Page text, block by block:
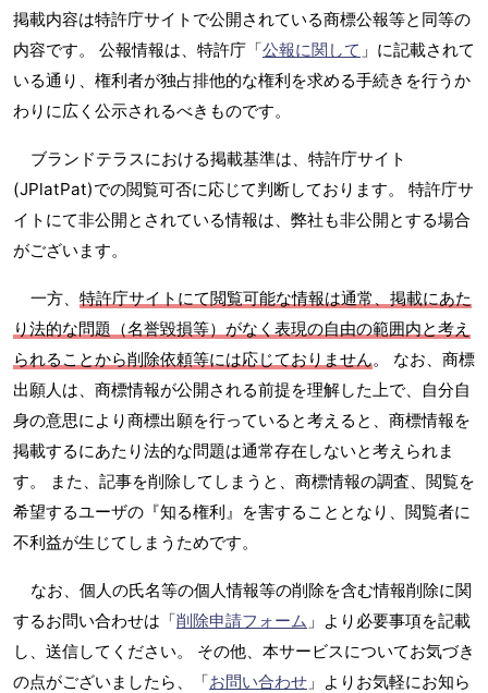
掲載内容は特許庁サイトで公開されている商標公報等と同等の
内容です。 公報情報は、特許庁「公報に関して 」に記載されて
いる通り、権利者が独占排他的な権利を求める手続きを行うか
わりに広く公示されるべきものです。
ブランドテラスにおける掲載基準は、特許庁サイト
(JPlatPat)での閲覧可否に応じて判断しております。 特許庁サ
イトにて非公開とされている情報は、弊社も非公開とする場合
がございます。
一方、 特許庁サイトにて閲覧可能な情報は通常、掲載にあた
り法的な問題（名誉毀損等）がなく表現の自由の範囲内と考え
られることから削除依頼等には応じておりません。 なお、商標
出願人は、商標情報が公開される前提を理解した上で、自分自
身の意思により商標出願を行っていると考えると、商標情報を
掲載するにあたり法的な問題は通常存在しないと考えられま
す。 また、記事を削除してしまうと、商標情報の調査、閲覧を
希望するユーザの『知る権利』を害することとなり、閲覧者に
不利益が生じてしまうためです。
なお、個人の氏名等の個人情報等の削除を含む情報削除に関
するお問い合わせは「削除申請フォーム 」より必要事項を記載
し、送信してください。 その他、本サービスについてお気づき
の点がございましたら、「お問い合わせ 」よりお気軽にお知ら